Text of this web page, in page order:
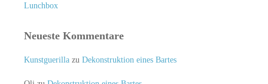
Lunchbox
Neueste Kommentare
Kunstguerillazu Dekonstruktion eines Bartes